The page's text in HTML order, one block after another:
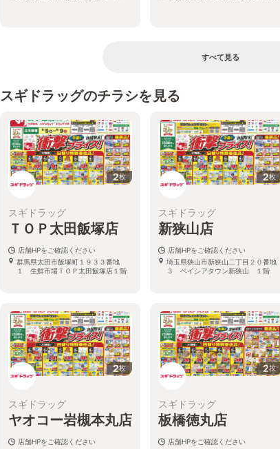
すべて見る
スギドラッグのチラシを見る
2枚
スギドラッグ
ＴＯＰ太田飯塚店
店舗HPをご確認ください
群馬県太田市飯塚町１９３３番地
１ 生鮮市場ＴＯＰ太田飯塚店１階
2枚
スギドラッグ
新狭山店
店舗HPをご確認ください
埼玉県狭山市新狭山二丁目２０番地
３ ベイシアタウン新狭山 １階
2枚
スギドラッグ
ヤオコー岩槻本丸店
店舗HPをご確認ください
2枚
スギドラッグ
板橋徳丸店
店舗HPをご確認ください